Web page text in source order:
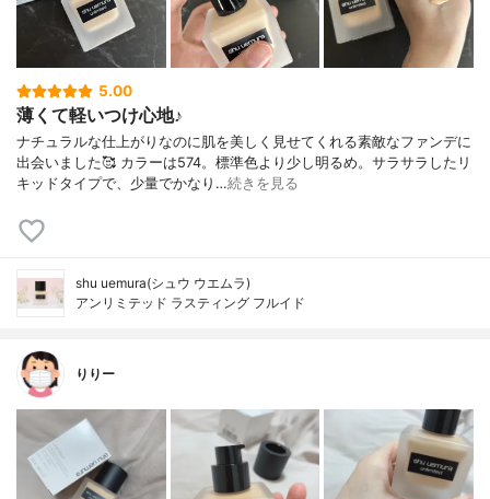
5.00
薄くて軽いつけ心地♪
ナチュラルな仕上がりなのに肌を美しく見せてくれる素敵なファンデに
出会いました🥰 カラーは574。標準色より少し明るめ。サラサラしたリ
キッドタイプで、少量でかなり…続きを見る
shu uemura(シュウ ウエムラ)
アンリミテッド ラスティング フルイド
りりー